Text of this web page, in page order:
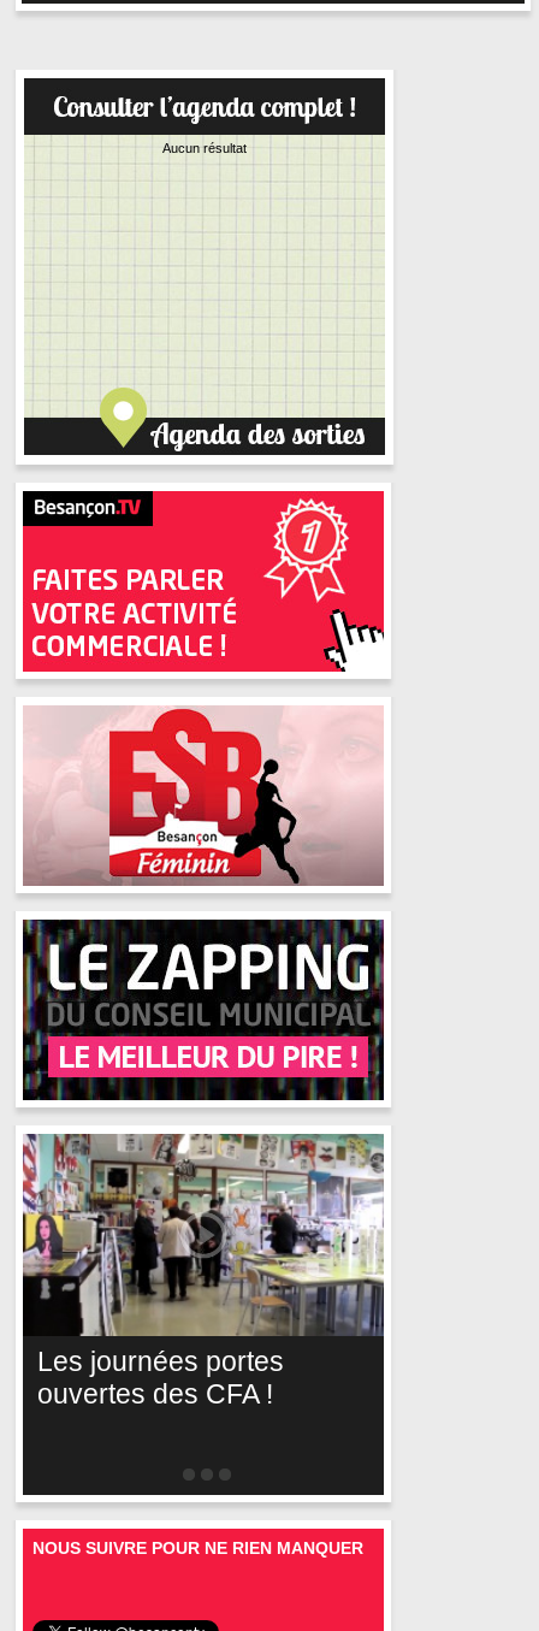
Aucun résultat
Les journées portes
ouvertes des CFA !
NOUS SUIVRE POUR NE RIEN MANQUER